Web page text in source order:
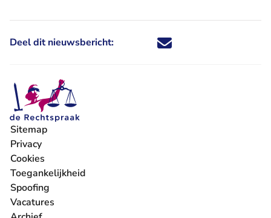
Deel dit nieuwsbericht: Deel dit nieuwsbericht via X -
Deel dit nieuwsbericht via
Deel dit nieuwsbericht
Deel dit
Sitemap
Privacy
Cookies
Toegankelijkheid
Spoofing
Vacatures
- U verlaat Rechtspraak.nl